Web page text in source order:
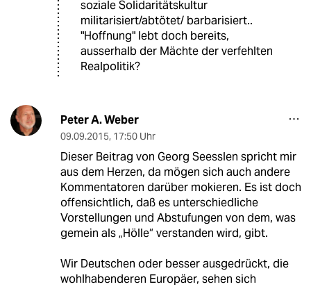
soziale Solidaritätskultur
militarisiert/abtötet/ barbarisiert..
"Hoffnung" lebt doch bereits,
ausserhalb der Mächte der verfehlten
Realpolitik?
Peter A. Weber
09.09.2015, 17:50 Uhr
Dieser Beitrag von Georg Seesslen spricht mir
aus dem Herzen, da mögen sich auch andere
Kommentatoren darüber mokieren. Es ist doch
offensichtlich, daß es unterschiedliche
Vorstellungen und Abstufungen von dem, was
gemein als „Hölle“ verstanden wird, gibt.
Wir Deutschen oder besser ausgedrückt, die
wohlhabenderen Europäer, sehen sich